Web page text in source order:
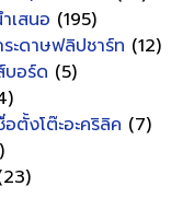
เสนอ (195)
ะดาษฟลิปชาร์ท (12)
บอร์ด (5)
ตั้งโต๊ะอะคริลิค (7)